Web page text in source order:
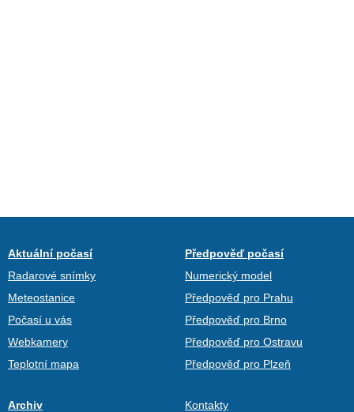
Aktuální počasí
Radarové snímky
Meteostanice
Počasí u vás
Webkamery
Teplotní mapa
Předpověď počasí
Numerický model
Předpověď pro Prahu
Předpověď pro Brno
Předpověď pro Ostravu
Předpověď pro Plzeň
Archiv Kontakty